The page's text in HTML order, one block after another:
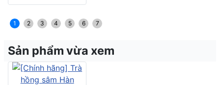
1 2 3 4 5 6 7
Sản phẩm vừa xem